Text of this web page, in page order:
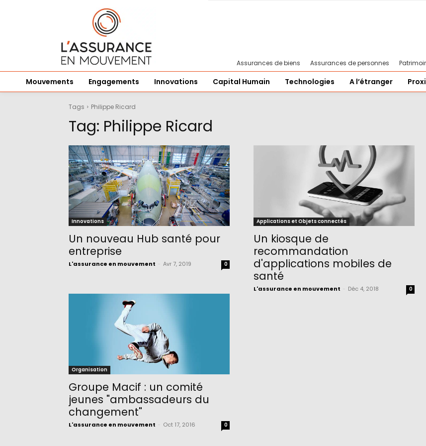
Assurances de biens Assurances de personnes
Mouvements Engagements Innovations Capital Humain Technologies A l’étranger
Tags Philippe Ricard
Tag: Philippe Ricard
Innovations
Un nouveau Hub santé pour
entreprise
L'assurance en mouvement Avr 7, 2019 0
Applications et Objets connectés
Un kiosque de
recommandation
d'applications mobiles de
santé
L'assurance en mouvement Déc 4, 2018 0
Organisation
Groupe Macif : un comité
jeunes "ambassadeurs du
changement"
L'assurance en mouvement Oct 17, 2016 0